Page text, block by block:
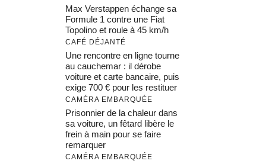
Max Verstappen échange sa
Formule 1 contre une Fiat
Topolino et roule à 45 km/h
CAFÉ DÉJANTÉ
Une rencontre en ligne tourne
au cauchemar : il dérobe
voiture et carte bancaire, puis
exige 700 € pour les restituer
CAMÉRA EMBARQUÉE
Prisonnier de la chaleur dans
sa voiture, un fêtard libère le
frein à main pour se faire
remarquer
CAMÉRA EMBARQUÉE